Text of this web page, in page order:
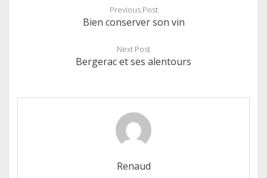
Previous Post
Bien conserver son vin
Next Post
Bergerac et ses alentours
Renaud